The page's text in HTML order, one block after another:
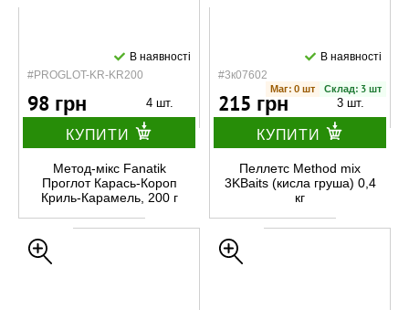
#PROGLOT-KR-KR200
В наявності
98 грн 4 шт.
КУПИТИ
Метод-мікс Fanatik
Проглот Карась-Короп
Криль-Карамель, 200 г
#3к07602
В наявності
Маг: 0 шт Склад: 3 шт
215 грн 3 шт.
КУПИТИ
Пеллетс Method mix
3KBaits (кисла груша) 0,4
кг